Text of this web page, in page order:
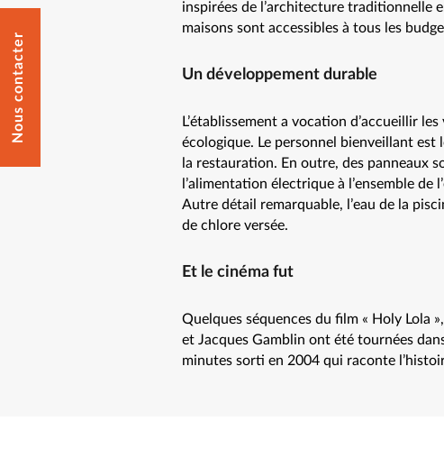
Nous contacter
inspirées de l’architecture traditionnelle
maisons sont accessibles à tous les
Un développement durable
L’établissement a vocation d’accueillir
écologique. Le personnel bienveillant est
la restauration. En outre, des panneaux
l’alimentation électrique à l’ensemble de
Autre détail remarquable, l’eau de la
de chlore versée.
Et le cinéma fut
Quelques séquences du film « Holy Lola
et Jacques Gamblin ont été tournées
minutes sorti en 2004 qui raconte